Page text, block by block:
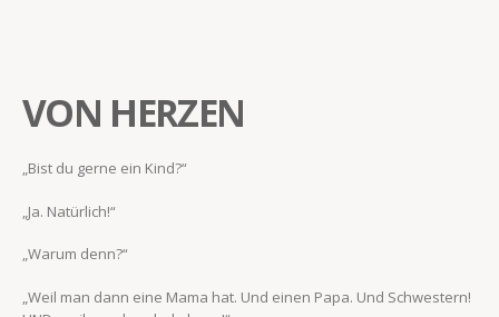
VON HERZEN
„Bist du gerne ein Kind?“
„Ja. Natürlich!“
„Warum denn?“
„Weil man dann eine Mama hat. Und einen Papa. Und Schwestern!